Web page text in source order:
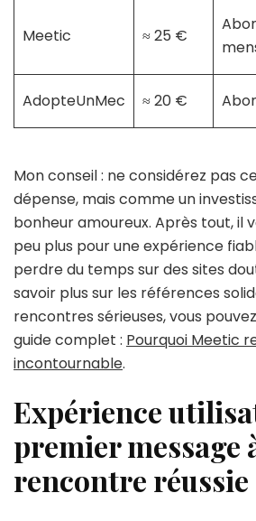
Meetic ≈ 25 €
AdopteUnMec
≈ 20 €
Mon conseil : ne considérez pas
dépense, mais comme un
bonheur amoureux. Après tout, il
peu plus pour une expérience
perdre du temps sur des sites
savoir plus sur les références
rencontres sérieuses, vous
guide complet : Pourquoi Meetic
incontournable.
Expérience
premier message
rencontre réussie